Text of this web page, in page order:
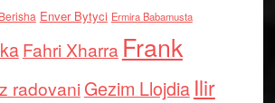
Enver Bytyci Ermira Babamusta
Fahri Xharra Frank
radovaniGezim Llojdia Ilir